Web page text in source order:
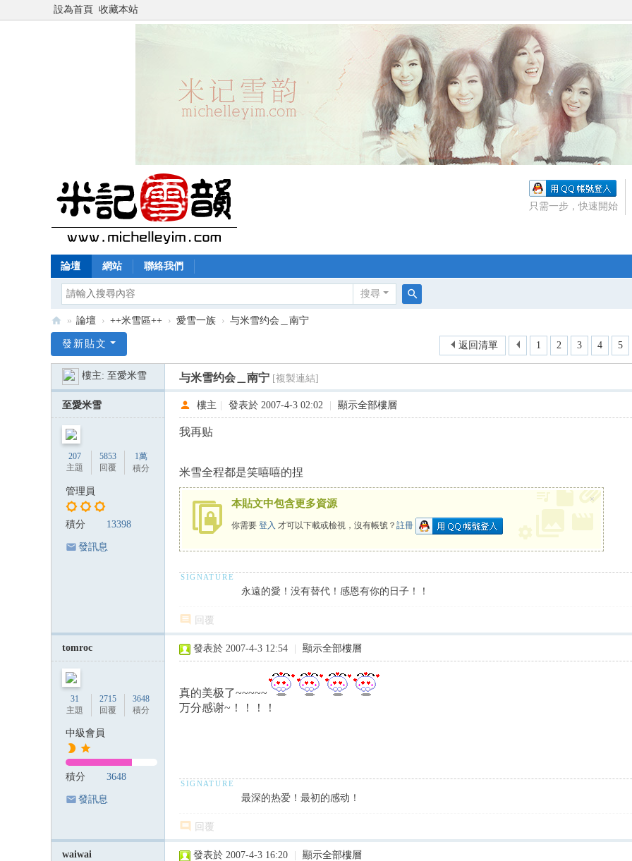
設為首頁 收藏本站
只需一步，快速開始
論壇 網站 聯絡我們
搜尋
米
» 論壇 › ++米雪區++ › 愛雪一族 › 与米雪约会＿南宁
1 2 3 4 5
返回清單
發新貼文
樓主: 至愛米雪 与米雪约会＿南宁 [複製連結]
至愛米雪
207
主題
5853
回覆
1萬
積分
管理員
積分 13398
發訊息
樓主 發表於 2007-4-3 02:02 顯示全部樓層
我再贴
米雪全程都是笑嘻嘻的捏
本貼文中包含更多資源
你需要 登入 才可以下載或檢視，沒有帳號？ 註冊
×
永遠的愛！没有替代！感恩有你的日子！！
回覆
tomroc
31
主題
2715
回覆
3648
積分
中級會員
積分 3648
發訊息
發表於 2007-4-3 12:54 顯示全部樓層
真的美极了~~~~~
万分感谢~！！！！
最深的热爱！最初的感动！
回覆
waiwai 發表於 2007-4-3 16:20 顯示全部樓層